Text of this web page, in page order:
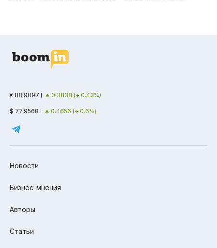
€ 88.9097 0.3838 (+ 0.43%)
$ 77.9568 0.4656 (+ 0.6%)
Новости
Бизнес-мнения
Авторы
Статьи